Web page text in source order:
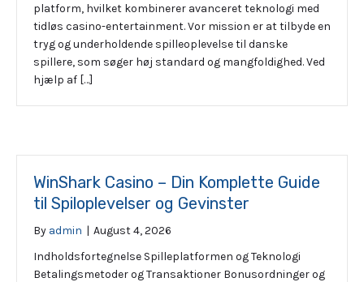
platform, hvilket kombinerer avanceret teknologi med
tidløs casino-entertainment. Vor mission er at tilbyde en
tryg og underholdende spilleoplevelse til danske
spillere, som søger høj standard og mangfoldighed. Ved
hjælp af […]
WinShark Casino – Din Komplette Guide
til Spiloplevelser og Gevinster
By admin | August 4, 2026
Indholdsfortegnelse Spilleplatformen og Teknologi
Betalingsmetoder og Transaktioner Bonusordninger og